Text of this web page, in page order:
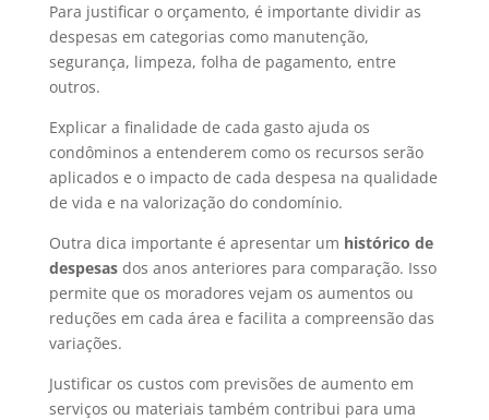
Para justificar o orçamento, é importante dividir as
despesas em categorias como manutenção,
segurança, limpeza, folha de pagamento, entre
outros.
Explicar a finalidade de cada gasto ajuda os
condôminos a entenderem como os recursos serão
aplicados e o impacto de cada despesa na qualidade
de vida e na valorização do condomínio.
Outra dica importante é apresentar um histórico de
despesasdos anos anteriores para comparação. Isso
permite que os moradores vejam os aumentos ou
reduções em cada área e facilita a compreensão das
variações.
Justificar os custos com previsões de aumento em
serviços ou materiais também contribui para uma